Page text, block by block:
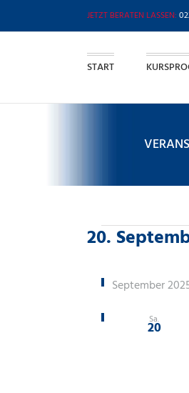
START
20.
wählen.
September
Sa.
20